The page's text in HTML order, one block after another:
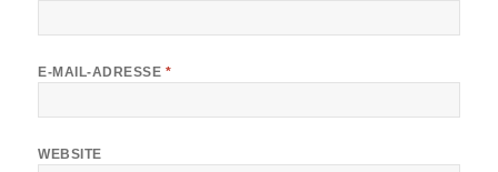
E-MAIL-ADRESSE *
WEBSITE